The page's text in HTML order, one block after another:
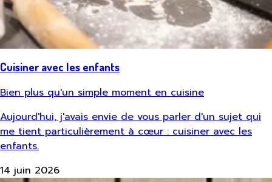
Cuisiner avec les enfants
Bien plus qu'un simple moment en cuisine
Aujourd'hui, j'avais envie de vous parler d'un sujet qui
me tient particulièrement à cœur : cuisiner avec les
enfants.
14 juin 2026